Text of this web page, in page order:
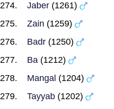
Jaber (1261)
Zain (1259)
Badr (1250)
Ba (1212)
Mangal (1204)
Tayyab (1202)